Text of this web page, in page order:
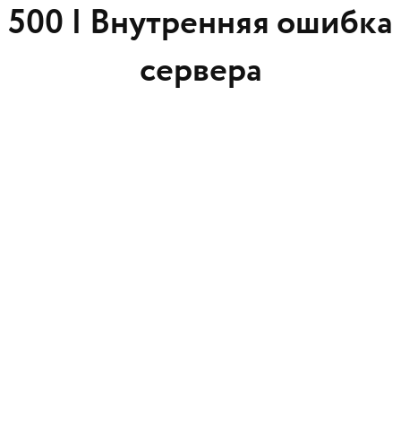
500 | Внутренняя ошибка
сервера